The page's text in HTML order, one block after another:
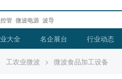
管 微波电源 波导
大全 名企展台 行业动态
工农业微波 > 微波食品加工设备